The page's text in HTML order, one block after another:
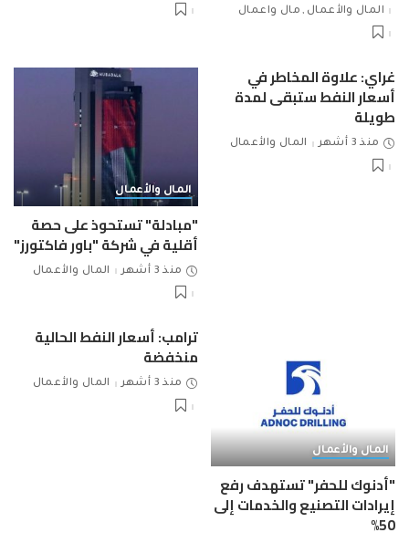
المال والأعمال
مال واعمال
غراي: علاوة المخاطر في
أسعار النفط ستبقى لمدة
طويلة
منذ 3 أشهر المال والأعمال
المال والأعمال
"مبادلة" تستحوذ على حصة
أقلية في شركة "باور فاكتورز"
منذ 3 أشهر المال والأعمال
المال والأعمال
"أدنوك للحفر" تستهدف رفع
إيرادات التصنيع والخدمات إلى
50%
ترامب: أسعار النفط الحالية
منخفضة
منذ 3 أشهر المال والأعمال